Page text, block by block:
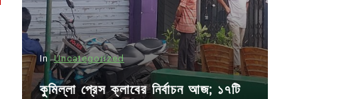
In Uncategorized
কুমিল্লা প্রেস ক্লাবের নির্বাচন আজ; ১৭টি